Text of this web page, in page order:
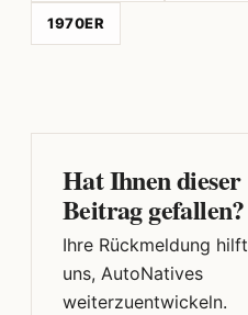
1970ER
Hat Ihnen dieser
Beitrag gefallen?
Ihre Rückmeldung hilft
uns, AutoNatives
weiterzuentwickeln.